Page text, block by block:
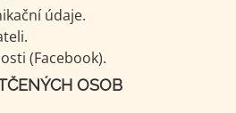
údaje.
(Facebook).
OSOB